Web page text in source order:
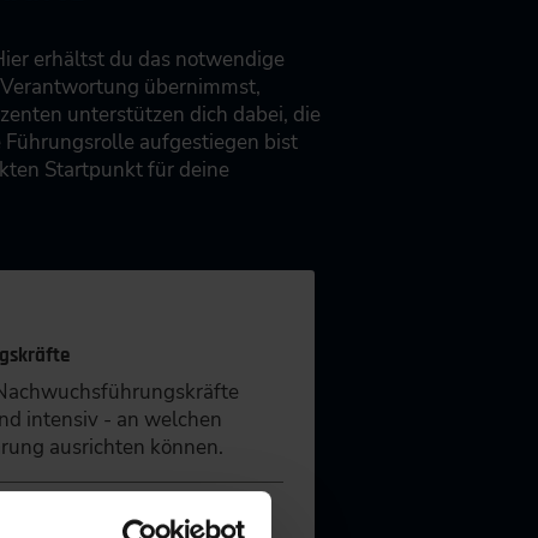
erhältst du das notwendige
übernimmst,
unterstützen dich dabei, die
aufgestiegen bist
Startpunkt für deine
intensiv - an welchen
ausrichten können.